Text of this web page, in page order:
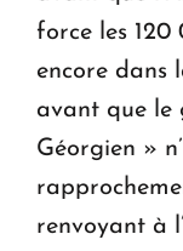
force les
encore dans
avant que le
Géorgien »
renvoyant à